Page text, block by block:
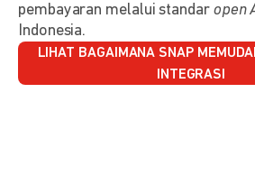
pembayaran melalui standar open
Indonesia.
LIHAT BAGAIMANA SNAP
INTEGRASI